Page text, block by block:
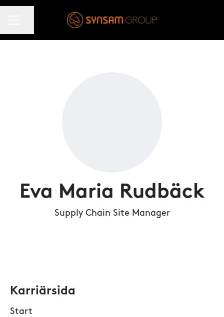
Eva Maria Rudbäck
Supply Chain Site Manager
Karriärsida
Start